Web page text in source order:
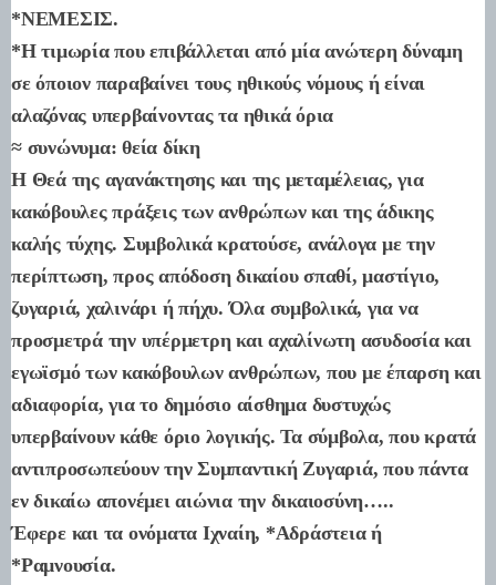
*ΝΕΜΕΣΙΣ.
*Η τιμωρία που επιβάλλεται από μία ανώτερη δύναμη
σε όποιον παραβαίνει τους ηθικούς νόμους ή είναι
αλαζόνας υπερβαίνοντας τα ηθικά όρια
≈ συνώνυμα: θεία δίκη
Η Θεά της αγανάκτησης και της μεταμέλειας, για
κακόβουλες πράξεις των ανθρώπων και της άδικης
καλής τύχης. Συμβολικά κρατούσε, ανάλογα με την
περίπτωση, προς απόδοση δικαίου σπαθί, μαστίγιο,
ζυγαριά, χαλινάρι ή πήχυ. Όλα συμβολικά, για να
προσμετρά την υπέρμετρη και αχαλίνωτη ασυδοσία και
εγωϊσμό των κακόβουλων ανθρώπων, που με έπαρση και
αδιαφορία, για το δημόσιο αίσθημα δυστυχώς
υπερβαίνουν κάθε όριο λογικής. Τα σύμβολα, που κρατά
αντιπροσωπεύουν την Συμπαντική Ζυγαριά, που πάντα
εν δικαίω απονέμει αιώνια την δικαιοσύνη…..
Έφερε και τα ονόματα Ιχναίη, *Αδράστεια ή
*Ραμνουσία.